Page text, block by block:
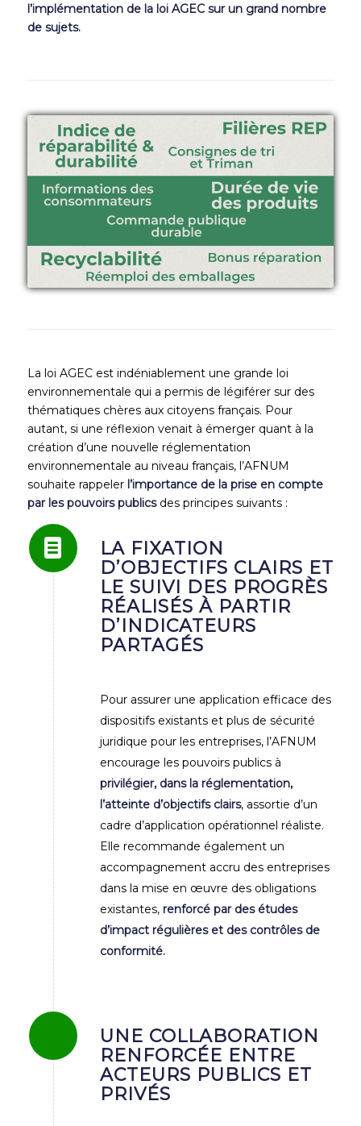
l’implémentation de la loi AGEC sur un grand nombre
de sujets.
La loi AGEC est indéniablement une grande loi
environnementale qui a permis de légiférer sur des
thématiques chères aux citoyens français. Pour
autant, si une réflexion venait à émerger quant à la
création d’une nouvelle réglementation
environnementale au niveau français, l’AFNUM
souhaite rappeler l’importance de la prise en compte
par les pouvoirs publicsdes principes suivants :
LA FIXATION
D’OBJECTIFS CLAIRS ET
LE SUIVI DES PROGRÈS
RÉALISÉS À PARTIR
D’INDICATEURS
PARTAGÉS
Pour assurer une application efficace des
dispositifs existants et plus de sécurité
juridique pour les entreprises, l’AFNUM
encourage les pouvoirs publics à
privilégier, dans la réglementation,
l’atteinte d’objectifs clairs, assortie d’un
cadre d’application opérationnel réaliste.
Elle recommande également un
accompagnement accru des entreprises
dans la mise en œuvre des obligations
existantes, renforcé par des études
d’impact régulières et des contrôles de
conformité.
UNE COLLABORATION
RENFORCÉE ENTRE
ACTEURS PUBLICS ET
PRIVÉS